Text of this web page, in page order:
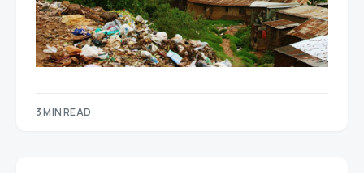
3 MIN READ